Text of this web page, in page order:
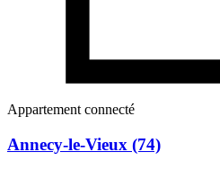
Appartement connecté
Annecy-le-Vieux (74)